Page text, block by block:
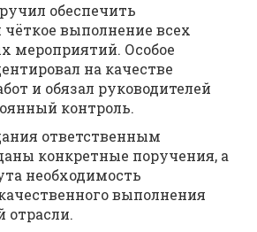
обеспечить
чёткое выполнение всех
мероприятий. Особое
на качестве
и обязал руководителей
контроль.
ответственным
конкретные поручения, а
необходимость
выполнения
отрасли.